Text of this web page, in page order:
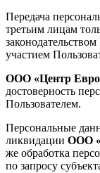
Передача
третьим лицам
участием
ООО «Центр
достоверность
Пользователем.
Персональные
ликвидации ООО
же обработка
по запросу